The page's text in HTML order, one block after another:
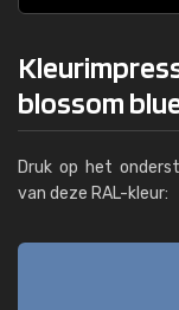
blossom
Druk op het
van deze RAL-kleur: